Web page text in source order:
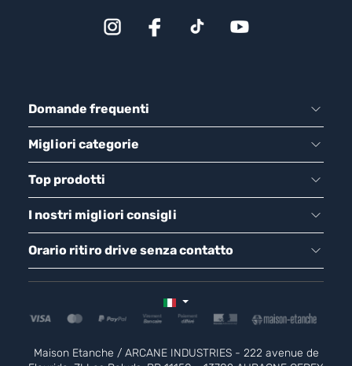
Domande frequenti
Migliori categorie
Top prodotti
I nostri migliori consigli
Orario ritiro drive senza contatto
Maison Etanche / ARCANE INDUSTRIES - 222 avenue de